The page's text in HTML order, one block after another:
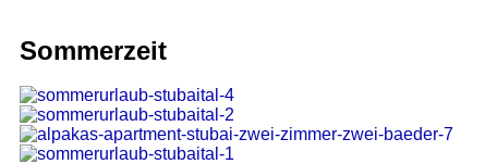
Sommerzeit